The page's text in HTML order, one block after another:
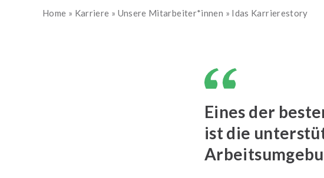
Home » Karriere » Unsere Mitarbeiter*innen » Idas Karrierestory
Eines der
ist die